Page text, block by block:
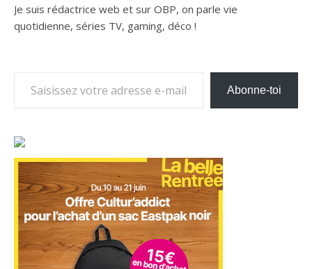
Je suis rédactrice web et sur OBP, on parle vie
quotidienne, séries TV, gaming, déco !
Abonne-toi